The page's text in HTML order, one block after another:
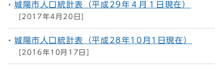
城陽市人口統計表（平成29年４月１日現在）
[2017年4月20日]
城陽市人口統計表（平成28年10月1日現在）
[2016年10月17日]